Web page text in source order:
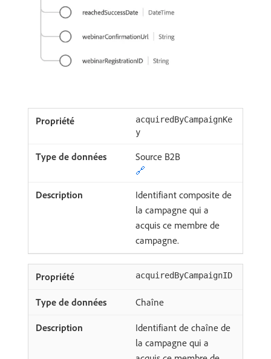
acquiredByCampaignKe
y
Source B2B
🔗
Identifiant composite de
la campagne qui a
acquis ce membre de
campagne.
acquiredByCampaignID
Chaîne
Identifiant de chaîne de
la campagne qui a